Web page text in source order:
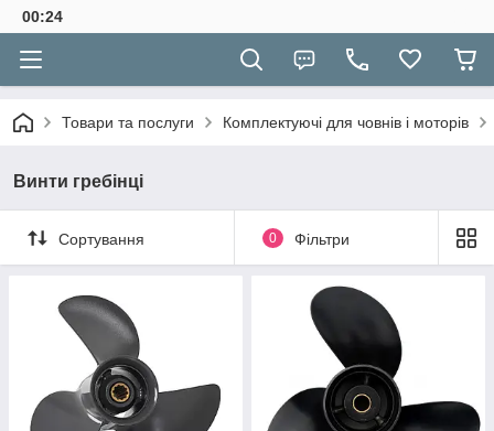
00:24
Товари та послуги Комплектуючі для човнів і моторів
Винти гребінці
Сортування 0 Фільтри